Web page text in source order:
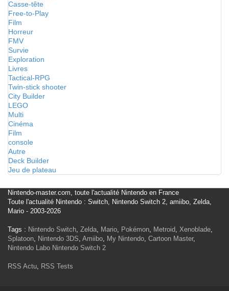
Casse-tête
Free-to-Play
Film
Horreur
FMV
Survie
Exploration
Livres
Tactical-RPG
Twin-stick shooter
City Builder
LEGO
Multi
Cinéma
Film
console
Autre
Deck Builder
Jeu de plateau
Nintendo-master.com, toute l'actualité Nintendo en France
Toute l'actualité Nintendo : Switch, Nintendo Switch 2, amiibo, Zelda,
Mario - 2003-2026
Tags : Nintendo Switch, Zelda, Mario, Pokémon, Metroid, Xenoblade,
Splatoon, Nintendo 3DS, Amiibo, My Nintendo, Cartoon Master,
Nintendo Labo Nintendo Switch 2
RSS Actu, RSS Tests